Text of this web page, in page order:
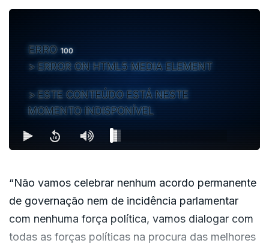
ERRO100
ERROR ON HTML5 MEDIA ELEMENT
ESTE CONTEÚDO ESTÁ NESTE
MOMENTO INDISPONÍVEL
“Não vamos celebrar nenhum acordo permanente
de governação nem de incidência parlamentar
com nenhuma força política, vamos dialogar com
todas as forças políticas na procura das melhores